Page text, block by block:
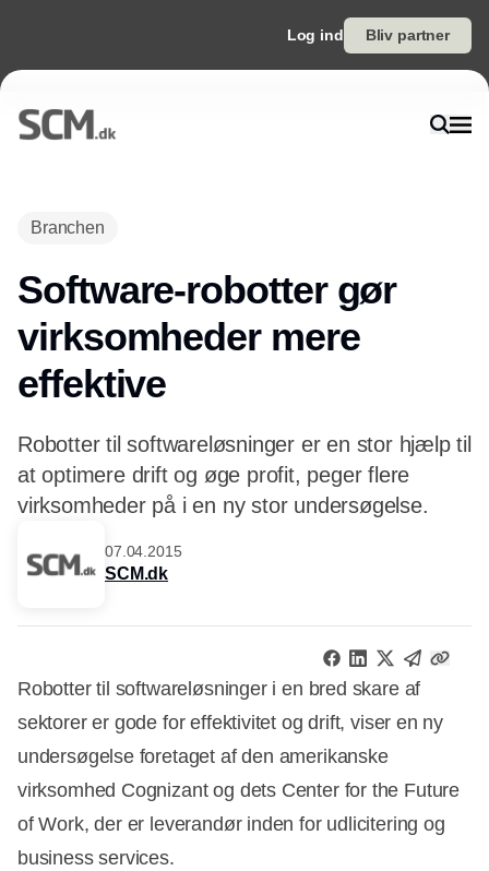
Log ind Bliv partner
Branchen
Software-robotter gør
virksomheder mere
effektive
Robotter til softwareløsninger er en stor hjælp til
at optimere drift og øge profit, peger flere
virksomheder på i en ny stor undersøgelse.
07.04.2015
SCM.dk
Robotter til softwareløsninger i en bred skare af
sektorer er gode for effektivitet og drift, viser en ny
undersøgelse foretaget af den amerikanske
virksomhed Cognizant og dets Center for the Future
of Work, der er leverandør inden for udlicitering og
business services.